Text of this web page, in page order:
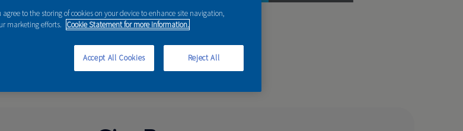
agree to the storing of cookies on your device to enhance site navigation,
marketing efforts. Cookie Statement for more information.
Reject All
Accept All Cookies